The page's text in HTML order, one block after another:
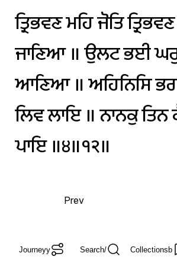
ਤ੍ਰਿਭਵਣਮਹਿਜੋਤਿਤ੍ਰਿਭਵਣ
ਜਾਣਿਆ॥ਉਲਟਭਈ
ਆਣਿਆ॥ਅਹਿਨਿਸਿ
ਲਿਵਲਾਇ॥ਨਾਨਕੁਤਿਨ
ਪਾਇ॥੪॥੧੨॥
Prev
Journeyy Search/ Collectionsb